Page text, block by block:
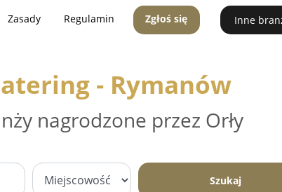
Zasady Regulamin Zgłoś się Inne
- Rymanów
nagrodzone przez Orły
Szukaj